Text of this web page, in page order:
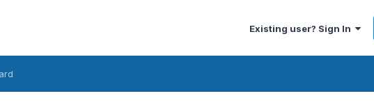
Existing user? Sign In